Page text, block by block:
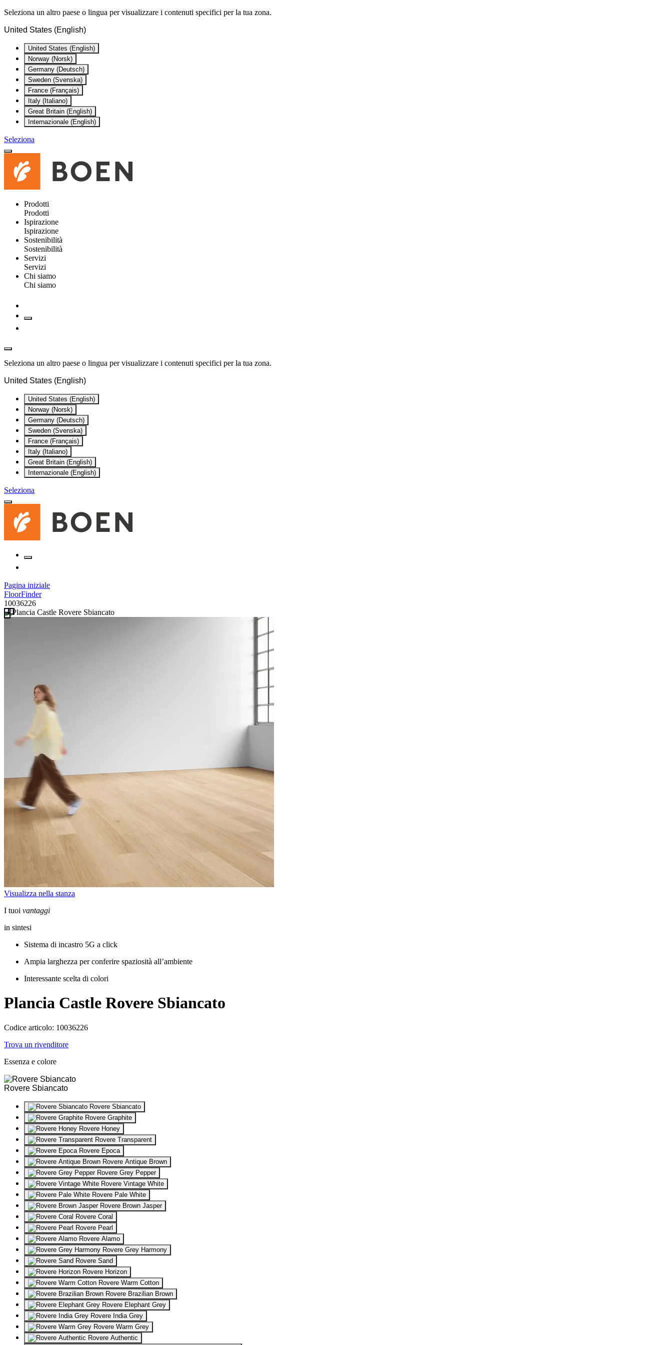
Seleziona un altro paese o lingua per visualizzare i contenuti specifici per la tua zona.
United States (English)
United States (English)
Norway (Norsk)
Germany (Deutsch)
Sweden (Svenska)
France (Français)
Italy (Italiano)
Great Britain (English)
Internazionale (English)
Seleziona
Prodotti
Prodotti
Ispirazione
Ispirazione
Sostenibilità
Sostenibilità
Servizi
Servizi
Chi siamo
Chi siamo
Seleziona un altro paese o lingua per visualizzare i contenuti specifici per la tua zona.
United States (English)
United States (English)
Norway (Norsk)
Germany (Deutsch)
Sweden (Svenska)
France (Français)
Italy (Italiano)
Great Britain (English)
Internazionale (English)
Seleziona
Pagina iniziale
FloorFinder
10036226
Visualizza nella stanza
I tuoi vantaggi
in sintesi
Sistema di incastro 5G a click
Ampia larghezza per conferire spaziosità all’ambiente
Interessante scelta di colori
Plancia Castle Rovere Sbiancato
Codice articolo: 10036226
Trova un rivenditore
Essenza e colore
Rovere Sbiancato
Rovere Sbiancato
Rovere Graphite
Rovere Honey
Rovere Transparent
Rovere Epoca
Rovere Antique Brown
Rovere Grey Pepper
Rovere Vintage White
Rovere Pale White
Rovere Brown Jasper
Rovere Coral
Rovere Pearl
Rovere Alamo
Rovere Grey Harmony
Rovere Sand
Rovere Horizon
Rovere Warm Cotton
Rovere Brazilian Brown
Rovere Elephant Grey
Rovere India Grey
Rovere Warm Grey
Rovere Authentic